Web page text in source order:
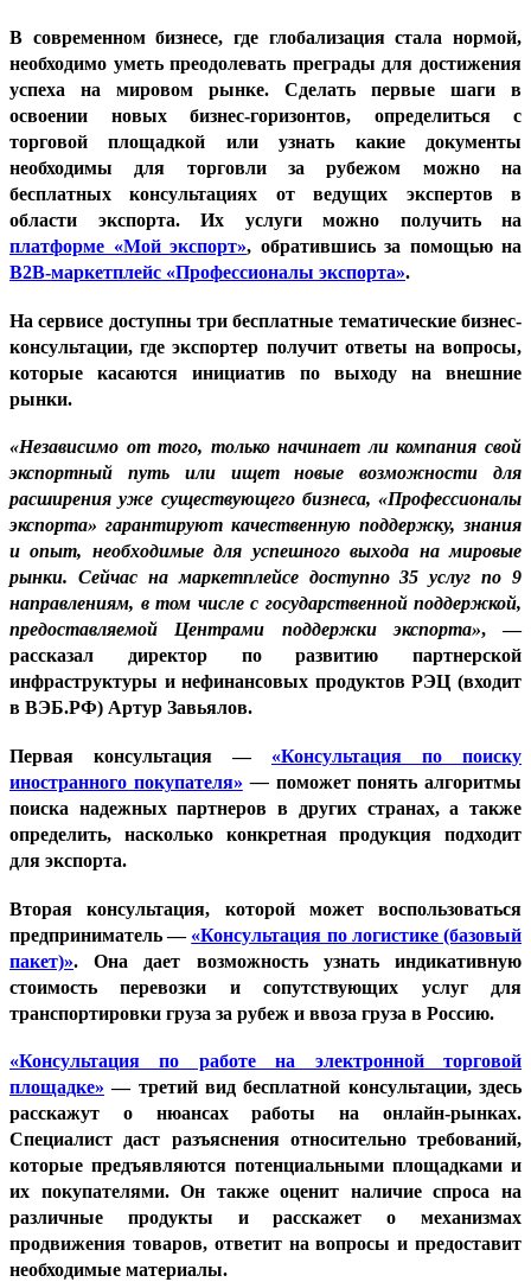
В современном бизнесе, где глобализация стала нормой,
необходимо уметь преодолевать преграды для достижения
успеха на мировом рынке. Сделать первые шаги в
освоении новых бизнес-горизонтов, определиться с
торговой площадкой или узнать какие документы
необходимы для торговли за рубежом можно на
бесплатных консультациях от ведущих экспертов в
области экспорта. Их услуги можно получить на
платформе «Мой экспорт», обратившись за помощью на
B2B-маркетплейс «Профессионалы экспорта».
На сервисе доступны три бесплатные тематические бизнес-
консультации, где экспортер получит ответы на вопросы,
которые касаются инициатив по выходу на внешние
рынки.
«Независимо от того, только начинает ли компания свой
экспортный путь или ищет новые возможности для
расширения уже существующего бизнеса, «Профессионалы
экспорта» гарантируют качественную поддержку, знания
и опыт, необходимые для успешного выхода на мировые
рынки. Сейчас на маркетплейсе доступно 35 услуг по 9
направлениям, в том числе с государственной поддержкой,
предоставляемой Центрами поддержки экспорта», —
рассказал директор по развитию партнерской
инфраструктуры и нефинансовых продуктов РЭЦ (входит
в ВЭБ.РФ) Артур Завьялов.
Первая консультация — «Консультация по поиску
иностранного покупателя» — поможет понять алгоритмы
поиска надежных партнеров в других странах, а также
определить, насколько конкретная продукция подходит
для экспорта.
Вторая консультация, которой может воспользоваться
предприниматель — «Консультация по логистике (базовый
пакет)». Она дает возможность узнать индикативную
стоимость перевозки и сопутствующих услуг для
транспортировки груза за рубеж и ввоза груза в Россию.
«Консультация по работе на электронной торговой
площадке» — третий вид бесплатной консультации, здесь
расскажут о нюансах работы на онлайн-рынках.
Специалист даст разъяснения относительно требований,
которые предъявляются потенциальными площадками и
их покупателями. Он также оценит наличие спроса на
различные продукты и расскажет о механизмах
продвижения товаров, ответит на вопросы и предоставит
необходимые материалы.